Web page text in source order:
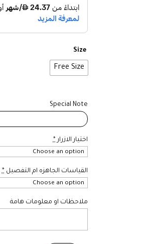
Size
Free Size
Special Note
اختيار الازرار *
القياسات الجاهزه ام التفصيل *
ملاحظات او معلومات هامة